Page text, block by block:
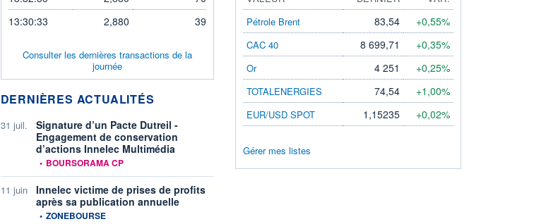
13:30:33
2,880 39
Consulter les dernières transactions de la
journée
DERNIÈRES ACTUALITÉS
31 juil.
Signature d’un Pacte Dutreil -
Engagement de conservation
d’actions Innelec Multimédia
information fournie par
• BOURSORAMA CP
11 juin
Innelec victime de prises de profits
après sa publication annuelle
information fournie par
• ZONEBOURSE
Pétrole Brent
83,54 +0,55%
CAC 40 8 699,71 +0,35%
Or 4 251 +0,25%
TOTALENERGIES 74,54 +1,00%
EUR/USD SPOT 1,15235 +0,02%
Gérer mes listes